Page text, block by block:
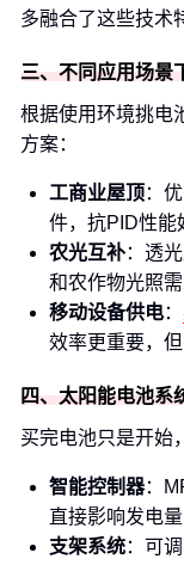
多融合了这些技术
三、不同应用场景
根据使用环境挑
方案：
工商业屋顶：
件，抗PID性能
农光互补：透
和农作物光照
移动设备供电：
效率更重要，
四、太阳能电池系
买完电池只是开始
智能控制器：
直接影响发电量
支架系统：可